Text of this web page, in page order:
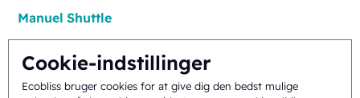
Cookie-indstillinger
Ecobliss bruger cookies for at give dig den bedst mulige
Manuel Shuttle